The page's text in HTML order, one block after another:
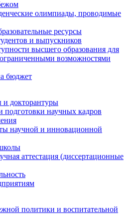
олимпиады, проводимые
ресурсы
и выпускников
высшего образования для
возможностями
бюджет
и докторантуры
подготовки научных кадров
научной и инновационной
аттестация (диссертационные
политики и воспитательной